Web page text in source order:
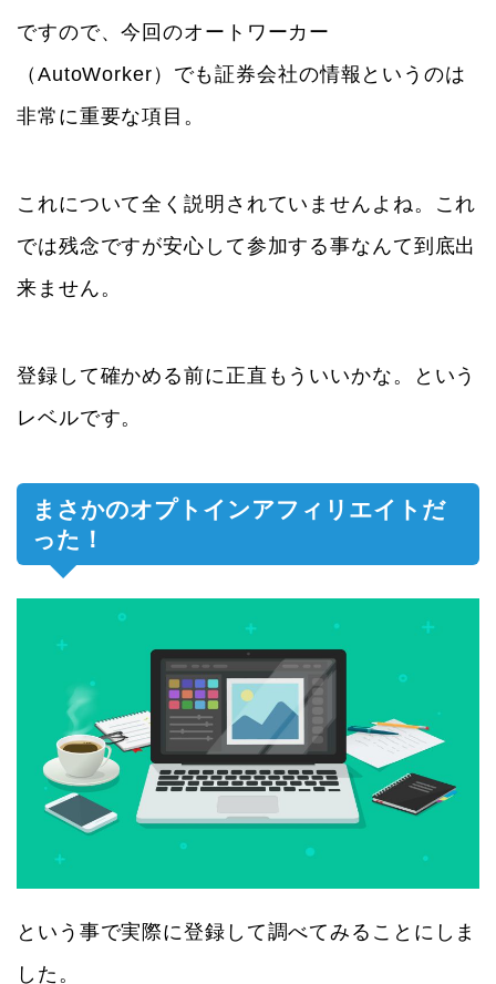
ですので、今回のオートワーカー
（AutoWorker）でも証券会社の情報というのは
非常に重要な項目。
これについて全く説明されていませんよね。これ
では残念ですが安心して参加する事なんて到底出
来ません。
登録して確かめる前に正直もういいかな。という
レベルです。
まさかのオプトインアフィリエイトだ
った！
という事で実際に登録して調べてみることにしま
した。